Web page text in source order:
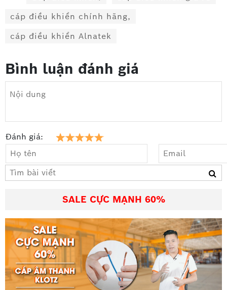
cáp điều khiển chính hãng,
cáp điều khiển Alnatek
Bình luận đánh giá
Đánh giá:
SALE CỰC MẠNH 60%